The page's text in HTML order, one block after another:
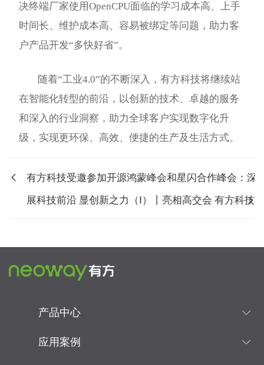
决终端厂家使用OpenCPU面临的学习成本高、上手
时间长、维护成本高、容易被绑定等问题，助力客
户产品开发“多快好省”。
随着“工业4.0”的不断深入，有方科技将继续站
在智能化转型的前沿，以创新的技术、卓越的服务
和深入的行业洞察，助力全球客户实现数字化升
级，实现更环保、高效、便捷的生产及生活方式。
有方科技受邀参加开源鸿蒙峰会和星闪合作峰会：深
展科技前沿 显创新之力（Ⅰ）丨亮相高交会 有方科技...
产品中心
应用案例